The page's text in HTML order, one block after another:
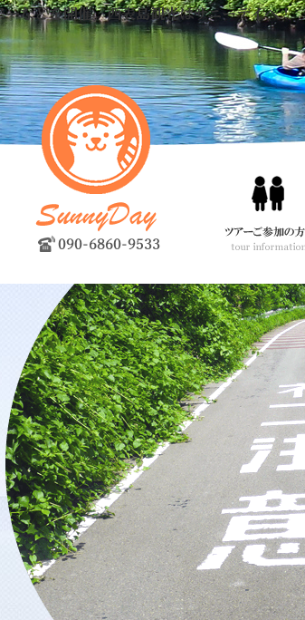
などを開催。西表島観光はサニーデイへ！